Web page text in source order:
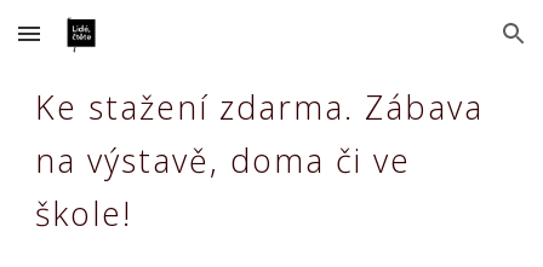
Skip to main content Skip to navigation
Ke stažení zdarma. Zábava
na výstavě, doma či ve
škole!